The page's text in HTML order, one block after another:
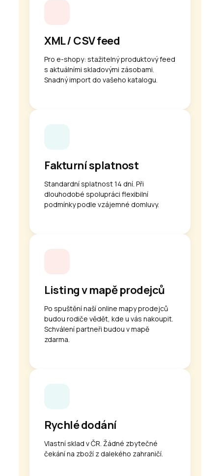
XML / CSV feed
Pro e-shopy: stažitelný produktový feed
s aktuálními skladovými zásobami.
Snadný import do vašeho katalogu.
Fakturní splatnost
Standardní splatnost 14 dní. Při
dlouhodobé spolupráci flexibilní
podmínky podle vzájemné domluvy.
Listing v mapě prodejců
Po spuštění naší online mapy prodejců
budou rodiče vědět, kde u vás nakoupit.
Schválení partneři budou v mapě
zdarma.
Rychlé dodání
Vlastní sklad v ČR. Žádné zbytečné
čekání na zboží z dalekého zahraničí.